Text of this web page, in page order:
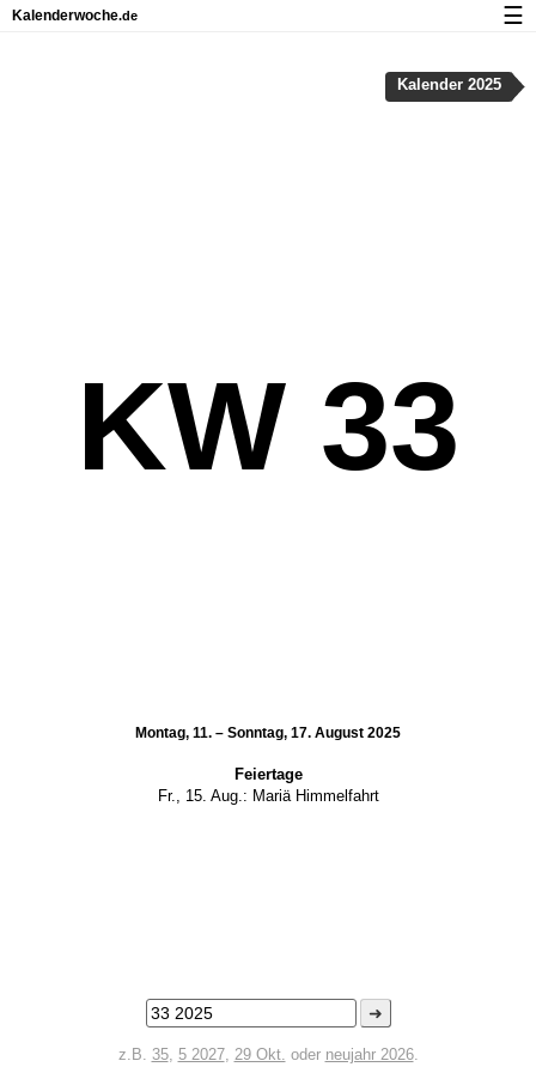
KW 33
Montag, 11. – Sonntag, 17. August 2025
Feiertage
Fr., 15. Aug.: Mariä Himmelfahrt
➜
z.B. 35, 5 2027, 29 Okt. oder neujahr 2026.
Kalender 2025
Kalenderwoche.de ☰